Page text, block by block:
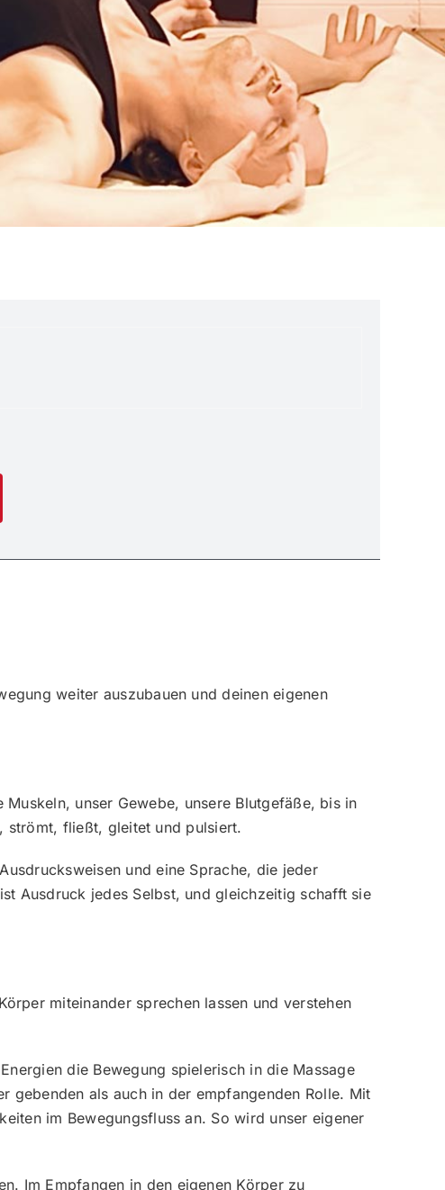
weiter auszubauen und deinen eigenen
unser Gewebe, unsere Blutgefäße, bis in
strömt, fließt, gleitet und pulsiert.
und eine Sprache, die jeder
Ausdruck jedes Selbst, und gleichzeitig schafft sie
miteinander sprechen lassen und verstehen
die Bewegung spielerisch in die Massage
gebenden als auch in der empfangenden Rolle. Mit
im Bewegungsfluss an. So wird unser eigener
Im Empfangen in den eigenen Körper zu